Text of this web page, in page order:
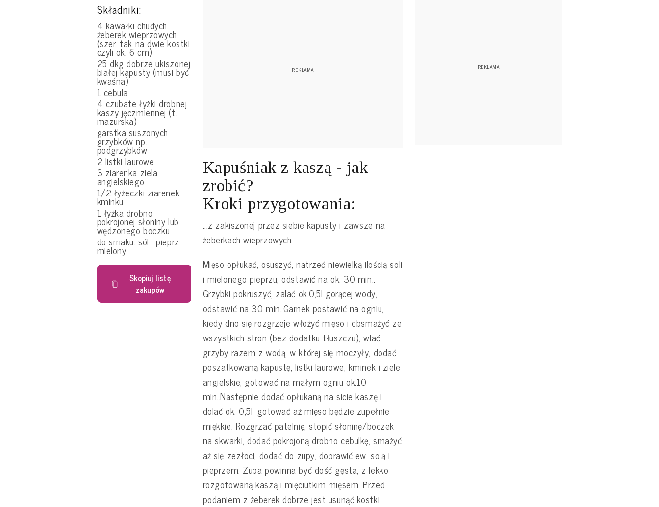
Składniki:
4 kawałki chudych
żeberek wieprzowych
(szer. tak na dwie kostki
czyli ok. 6 cm)
25 dkg dobrze ukiszonej
białej kapusty (musi być
kwaśna)
1 cebula
4 czubate łyżki drobnej
kaszy jęczmiennej (t.
mazurska)
garstka suszonych
grzybków np.
podgrzybków
2 listki laurowe
3 ziarenka ziela
angielskiego
1/2 łyżeczki ziarenek
kminku
1 łyżka drobno
pokrojonej słoniny lub
wędzonego boczku
do smaku: sól i pieprz
mielony
Skopiuj listę
zakupów
Kapuśniak z kaszą - jak
zrobić?
Kroki przygotowania:
...z zakiszonej przez siebie kapusty i zawsze na
żeberkach wieprzowych.
Mięso opłukać, osuszyć, natrzeć niewielką ilością soli
i mielonego pieprzu, odstawić na ok. 30 min..
Grzybki pokruszyć, zalać ok.0,5l gorącej wody,
odstawić na 30 min..Garnek postawić na ogniu,
kiedy dno się rozgrzeje włożyć mięso i obsmażyć ze
wszystkich stron (bez dodatku tłuszczu), wlać
grzyby razem z wodą, w której się moczyły, dodać
poszatkowaną kapustę, listki laurowe, kminek i ziele
angielskie, gotować na małym ogniu ok.10
min..Następnie dodać opłukaną na sicie kaszę i
dolać ok. 0,5l, gotować aż mięso będzie zupełnie
miękkie. Rozgrzać patelnię, stopić słoninę/boczek
na skwarki, dodać pokrojoną drobno cebulkę, smażyć
aż się zezłoci, dodać do zupy, doprawić ew. solą i
pieprzem. Zupa powinna być dość gęsta, z lekko
rozgotowaną kaszą i mięciutkim mięsem. Przed
podaniem z żeberek dobrze jest usunąć kostki.